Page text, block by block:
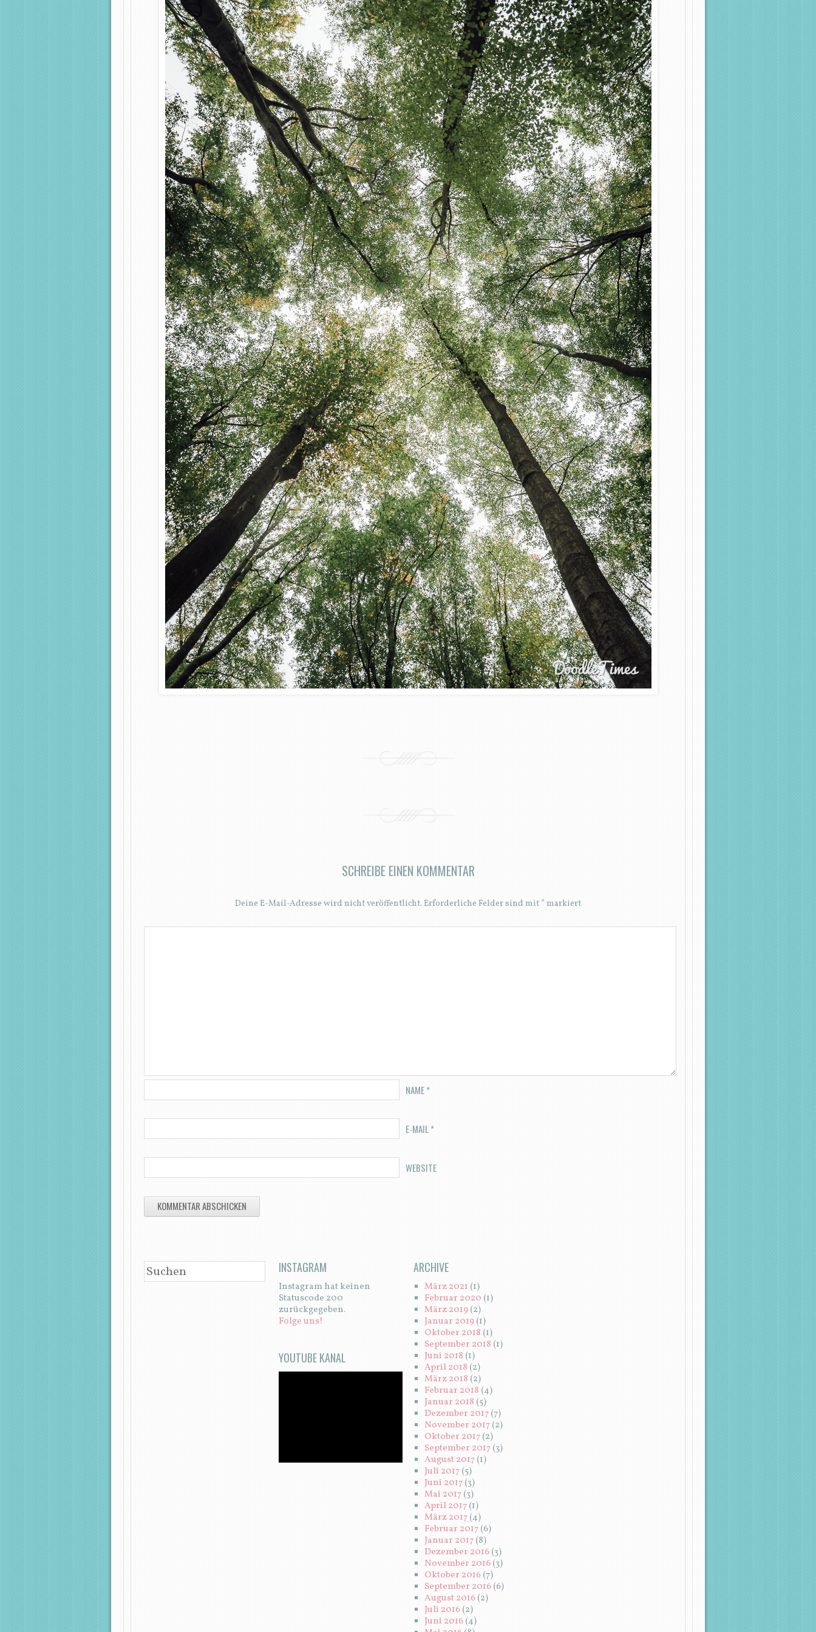
SCHREIBE EINEN KOMMENTAR
Deine E-Mail-Adresse wird nicht veröffentlicht. Erforderliche Felder sind mit *markiert
NAME*
E-MAIL *
WEBSITE
SUCHEN INSTAGRAM
Instagram hat keinen
Statuscode 200
zurückgegeben.
Folge uns!
YOUTUBE KANAL
ARCHIVE
März 2021 (1)
Februar 2020 (1)
März 2019(2)
Januar 2019(1)
Oktober 2018 (1)
September 2018 (1)
Juni 2018 (1)
April 2018 (2)
März 2018 (2)
Februar 2018 (4)
Januar 2018 (5)
Dezember 2017(7)
November 2017(2)
Oktober 2017(2)
September 2017(3)
August 2017(1)
Juli 2017(5)
Juni 2017(3)
Mai 2017(3)
April 2017(1)
März 2017(4)
Februar 2017(6)
Januar 2017(8)
Dezember 2016(3)
November 2016(3)
Oktober 2016(7)
September 2016(6)
August 2016(2)
Juli 2016(2)
Juni 2016(4)